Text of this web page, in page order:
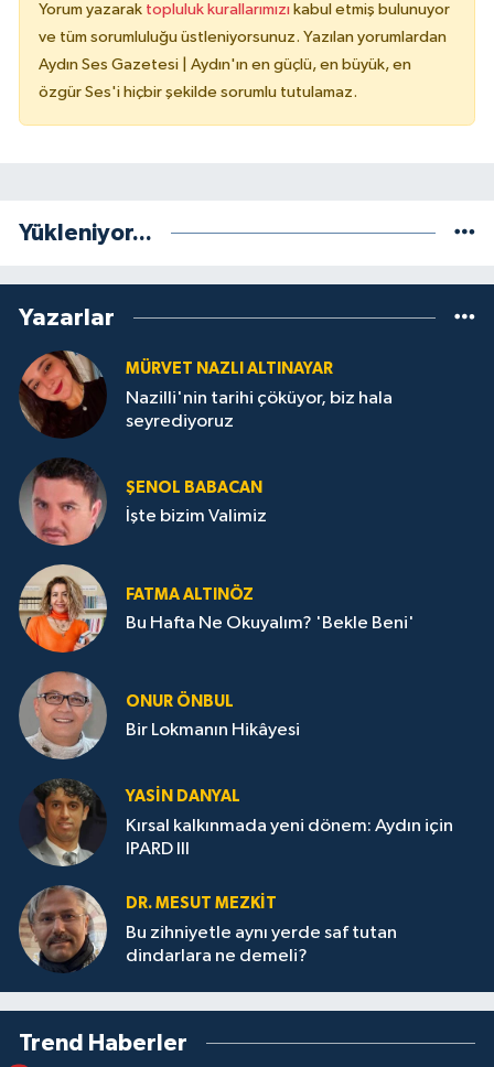
Yorum yazarak topluluk kurallarımızı kabul etmiş bulunuyor
ve tüm sorumluluğu üstleniyorsunuz. Yazılan yorumlardan
Aydın Ses Gazetesi | Aydın'ın en güçlü, en büyük, en
özgür Ses'i hiçbir şekilde sorumlu tutulamaz.
Yükleniyor...
Yazarlar
MÜRVET NAZLI ALTINAYAR
Nazilli'nin tarihi çöküyor, biz hala
seyrediyoruz
ŞENOL BABACAN
İşte bizim Valimiz
FATMA ALTINÖZ
Bu Hafta Ne Okuyalım? 'Bekle Beni'
ONUR ÖNBUL
Bir Lokmanın Hikâyesi
YASIN DANYAL
Kırsal kalkınmada yeni dönem: Aydın için
IPARD III
DR. MESUT MEZKIT
Bu zihniyetle aynı yerde saf tutan
dindarlara ne demeli?
Trend Haberler